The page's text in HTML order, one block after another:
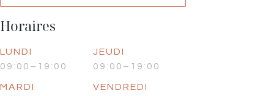
Horaires
LUNDI
09:00–19:00
MARDI
JEUDI
09:00–19:00
VENDREDI